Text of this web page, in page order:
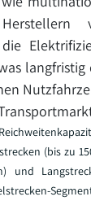
langfristig
(bis zu
und